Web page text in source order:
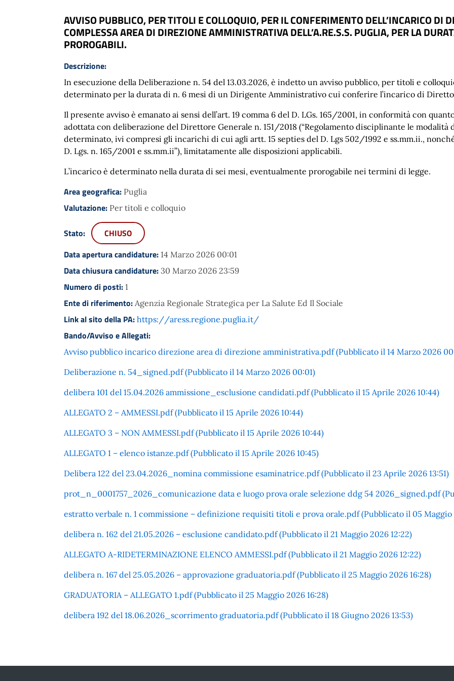
AVVISO PUBBLICO, PER TITOLI E COLLOQUIO, PER IL CONFERIMENTO DELL’INCARICO DI
COMPLESSA AREA DI DIREZIONE AMMINISTRATIVA DELL’A.RE.S.S. PUGLIA, PER LA
PROROGABILI.
Descrizione:
In esecuzione della Deliberazione n. 54 del 13.03.2026, è indetto un avviso pubblico, per titoli e
determinato per la durata di n. 6 mesi di un Dirigente Amministrativo cui conferire l’incarico di
Il presente avviso è emanato ai sensi dell’art. 19 comma 6 del D. LGs. 165/2001, in conformità con
adottata con deliberazione del Direttore Generale n. 151/2018 (“Regolamento disciplinante le
determinato, ivi compresi gli incarichi di cui agli artt. 15 septies del D. Lgs 502/1992 e ss.mm.ii.,
D. Lgs. n. 165/2001 e ss.mm.ii”), limitatamente alle disposizioni applicabili.
L’incarico è determinato nella durata di sei mesi, eventualmente prorogabile nei termini di legge.
Area geografica: Puglia
Valutazione: Per titoli e colloquio
Stato:
CHIUSO
Data apertura candidature: 14 Marzo 2026 00:01
Data chiusura candidature: 30 Marzo 2026 23:59
Numero di posti: 1
Ente di riferimento: Agenzia Regionale Strategica per La Salute Ed Il Sociale
Link al sito della PA: https://aress.regione.puglia.it/
Bando/Avviso e Allegati:
Avviso pubblico incarico direzione area di direzione amministrativa.pdf (Pubblicato il 14 Marzo 2026
Deliberazione n. 54_signed.pdf (Pubblicato il 14 Marzo 2026 00:01)
delibera 101 del 15.04.2026 ammissione_esclusione candidati.pdf (Pubblicato il 15 Aprile 2026 10:44)
ALLEGATO 2 – AMMESSI.pdf (Pubblicato il 15 Aprile 2026 10:44)
ALLEGATO 3 – NON AMMESSI.pdf (Pubblicato il 15 Aprile 2026 10:44)
ALLEGATO 1 – elenco istanze.pdf (Pubblicato il 15 Aprile 2026 10:45)
Delibera 122 del 23.04.2026_nomina commissione esaminatrice.pdf (Pubblicato il 23 Aprile 2026 13:51)
prot_n_0001757_2026_comunicazione data e luogo prova orale selezione ddg 54 2026_signed.pdf
estratto verbale n. 1 commissione – definizione requisiti titoli e prova orale.pdf (Pubblicato il 05 Maggio
delibera n. 162 del 21.05.2026 – esclusione candidato.pdf (Pubblicato il 21 Maggio 2026 12:22)
ALLEGATO A-RIDETERMINAZIONE ELENCO AMMESSI.pdf (Pubblicato il 21 Maggio 2026 12:22)
delibera n. 167 del 25.05.2026 – approvazione graduatoria.pdf (Pubblicato il 25 Maggio 2026 16:28)
GRADUATORIA – ALLEGATO 1.pdf (Pubblicato il 25 Maggio 2026 16:28)
delibera 192 del 18.06.2026_scorrimento graduatoria.pdf (Pubblicato il 18 Giugno 2026 13:53)